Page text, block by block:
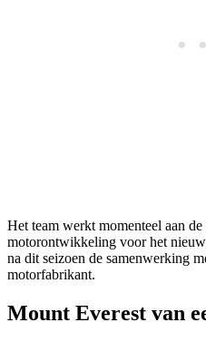
Het team werkt momenteel aan de
motorontwikkeling voor het
na dit seizoen de samenwerking
motorfabrikant.
Mount Everest van